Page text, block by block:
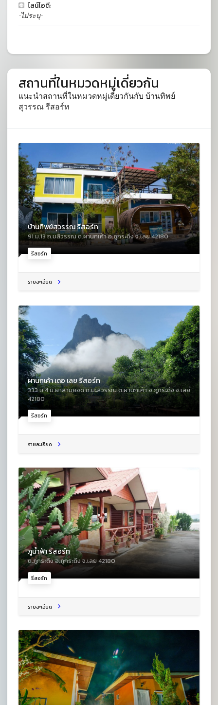
ไลน์ไอดี:
-ไม่ระบุ-
สถานที่ในหมวดหมู่เดี่ยวกัน
แนะนำสถานที่ในหมวดหมู่เดี่ยวกันกับ บ้านทิพย์
สุวรรณ รีสอร์ท
รีสอร์ท
บ้านทิพย์สุวรรณ รีสอร์ท
91 ม.13 ถ.มลิวรรณ ต.ผานกเค้า อ.ภูกระดึง จ.เลย 42180
รายละเอียด
รีสอร์ท
ผานกเค้า เดอ เลย รีสอร์ท
333 ม.4 บ.ผาสามยอด ถ.มะลิวรรณ ต.ผานกเค้า อ.ภูกระดึง จ.เลย
42180
รายละเอียด
รีสอร์ท
ภูน้ำฟ้า รีสอร์ท
ต.ภูกระดึง อ.ภูกระดึง จ.เลย 42180
รายละเอียด